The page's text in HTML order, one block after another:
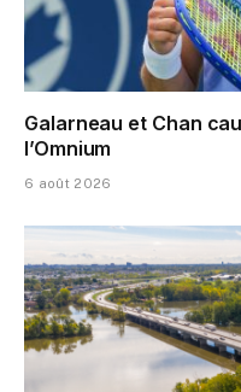
Galarneau et Chan
l’Omnium
6 août 2026